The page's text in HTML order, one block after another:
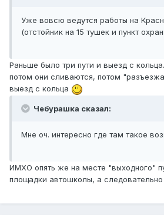
Уже вовсю ведутся работы на
(отстойник на 15 тушек и пункт
Раньше было три пути и выезд с
потом они сливаются, потом
выезд с кольца
Чебурашка сказал:
Мне оч. интересно где там такое
ИМХО опять же на месте "выходного"
площадки автошколы, а